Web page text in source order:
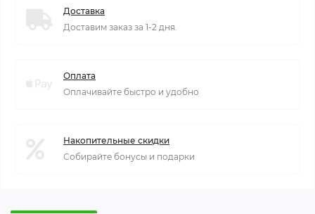
Доставка
Доставим заказ за 1-2 дня.
Оплата
Оплачивайте быстро и удобно
Накопительные скидки
Собирайте бонусы и подарки